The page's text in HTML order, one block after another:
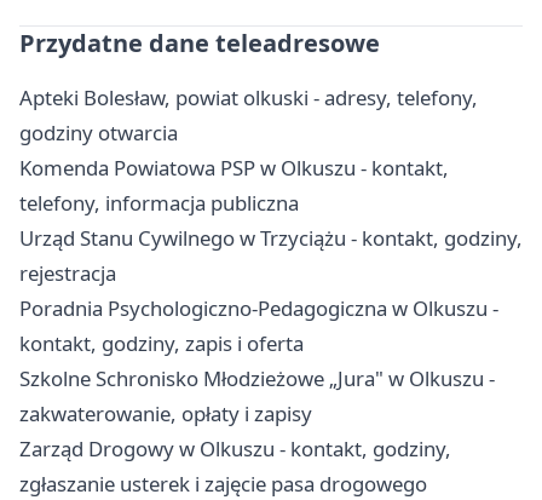
Przydatne dane teleadresowe
Apteki Bolesław, powiat olkuski - adresy, telefony,
godziny otwarcia
Komenda Powiatowa PSP w Olkuszu - kontakt,
telefony, informacja publiczna
Urząd Stanu Cywilnego w Trzyciążu - kontakt, godziny,
rejestracja
Poradnia Psychologiczno-Pedagogiczna w Olkuszu -
kontakt, godziny, zapis i oferta
Szkolne Schronisko Młodzieżowe „Jura" w Olkuszu -
zakwaterowanie, opłaty i zapisy
Zarząd Drogowy w Olkuszu - kontakt, godziny,
zgłaszanie usterek i zajęcie pasa drogowego